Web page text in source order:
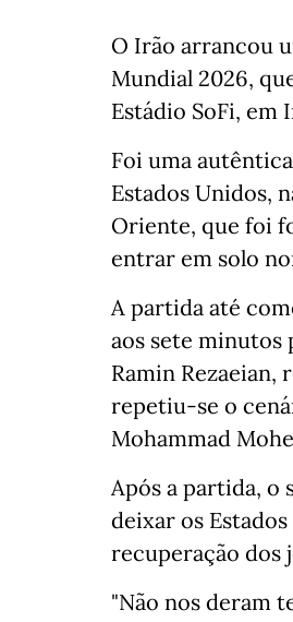
O Irão arrancou
Mundial 2026,
Estádio SoFi, em
Foi uma
Estados Unidos,
Oriente, que foi
entrar em solo
A partida até
aos sete minutos
Ramin
repetiu-se o
Mohammad
Após a partida, o
deixar os
recuperação dos
"Não nos deram